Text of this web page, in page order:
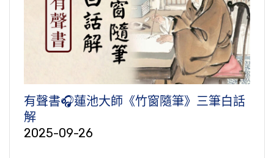
有聲書🎧蓮池大師《竹窗隨筆》三筆白話
解
2025-09-26